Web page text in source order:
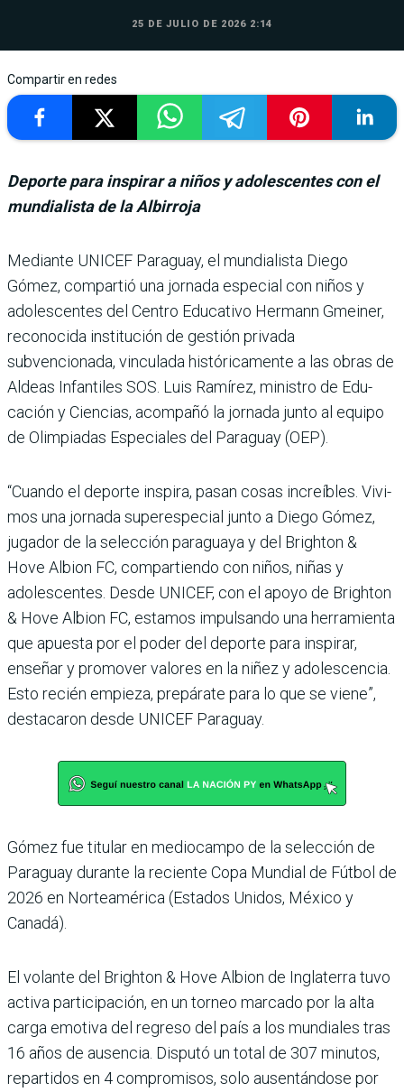
25 DE JULIO DE 2026 2:14
Compartir en redes
Deporte para inspirar a niños y adolescentes con el
mundialista de la Albirroja
Mediante UNICEF Paraguay, el mun­dialista Diego
Gómez, compartió una jor­nada especial con niños y
adolescentes del Cen­tro Educativo Hermann Gmeiner,
reconocida ins­titución de gestión privada
subvencionada, vinculada históricamente a las obras de
Aldeas Infantiles SOS. Luis Ramírez, ministro de Edu­
cación y Ciencias, acompañó la jornada junto al equipo
de Olimpiadas Especiales del Paraguay (OEP).
“Cuando el deporte inspira, pasan cosas increíbles. Vivi­
mos una jornada superespe­cial junto a Diego Gómez,
juga­dor de la selección paraguaya y del Brighton &
Hove Albion FC, compartiendo con niños, niñas y
adolescentes. Desde UNICEF, con el apoyo de Bri­ghton
& Hove Albion FC, esta­mos impulsando una herra­mienta
que apuesta por el poder del deporte para inspi­rar,
enseñar y promover valo­res en la niñez y adolescencia.
Esto recién empieza, prepárate para lo que se viene”,
destaca­ron desde UNICEF Paraguay.
Gómez fue titular en medio­campo de la selección de
Para­guay durante la reciente Copa Mundial de Fútbol de
2026 en Norteamérica (Estados Uni­dos, México y
Canadá).
El volante del Brighton & Hove Albion de Inglaterra tuvo
activa participación, en un torneo marcado por la alta
carga emotiva del regreso del país a los mundiales tras
16 años de ausencia. Disputó un total de 307 minutos,
repar­tidos en 4 compromisos, solo ausentándose por